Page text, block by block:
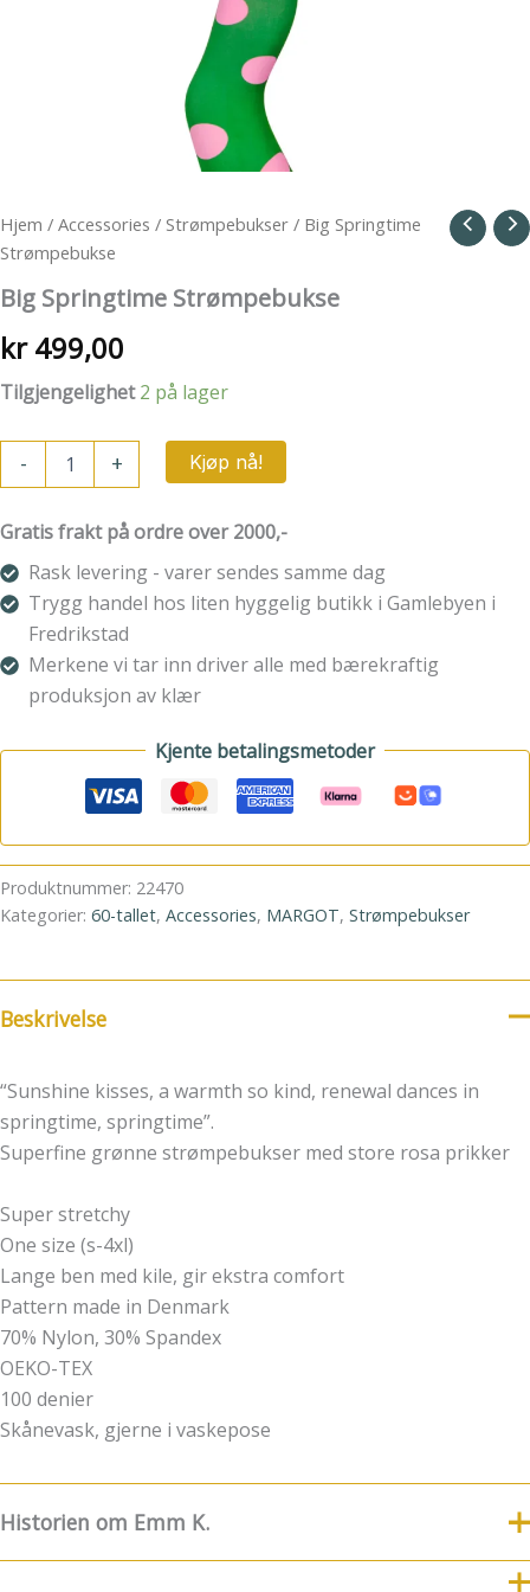
Hjem / Accessories / Strømpebukser / Big Springtime
Strømpebukse
Big Springtime Strømpebukse
kr499,00
Tilgjengelighet 2 på lager
-
Springtime
antall
+ Kjøp nå!
Gratis frakt på ordre over 2000,-
Rask levering - varer sendes samme dag
Trygg handel hos liten hyggelig butikk i Gamlebyen i
Fredrikstad
Merkene vi tar inn driver alle med bærekraftig
produksjon av klær
Kjente betalingsmetoder
Produktnummer: 22470
Kategorier: 60-tallet, Accessories, MARGOT, Strømpebukser
Beskrivelse
“Sunshine kisses, a warmth so kind, renewal dances in
springtime, springtime”.
Superfine grønne strømpebukser med store rosa prikker
Super stretchy
One size (s-4xl)
Lange ben med kile, gir ekstra comfort
Pattern made in Denmark
70% Nylon, 30% Spandex
OEKO-TEX
100 denier
Skånevask, gjerne i vaskepose
Historien om Emm K.